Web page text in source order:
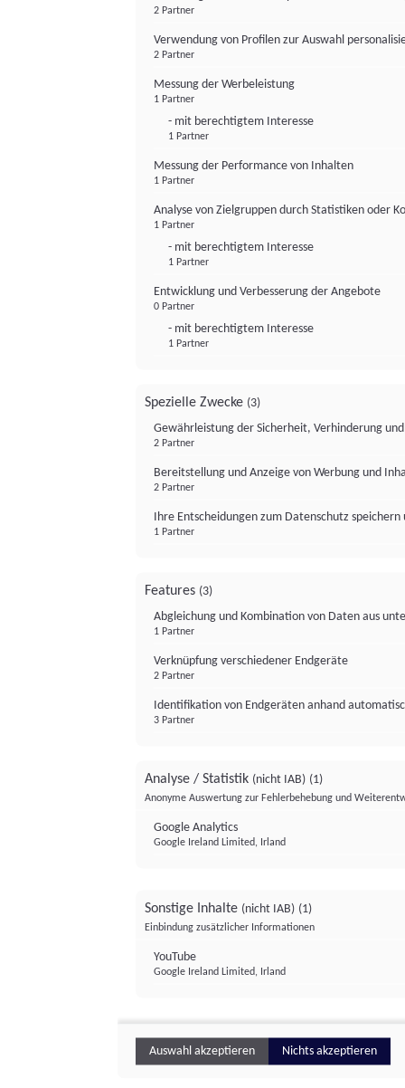
2 Partner
Verwendung von Profilen zur Auswahl
2 Partner
Messung der Werbeleistung
1 Partner
- mit berechtigtem Interesse
1 Partner
Messung der Performance von Inhalten
1 Partner
Analyse von Zielgruppen durch Statistiken oder
1 Partner
- mit berechtigtem Interesse
1 Partner
Entwicklung und Verbesserung der Angebote
0 Partner
- mit berechtigtem Interesse
1 Partner
Spezielle Zwecke (3)
Gewährleistung der Sicherheit, Verhinderung
2 Partner
Bereitstellung und Anzeige von Werbung und
2 Partner
Ihre Entscheidungen zum Datenschutz
1 Partner
Features (3)
Abgleichung und Kombination von Daten aus
1 Partner
Verknüpfung verschiedener Endgeräte
2 Partner
Identifikation von Endgeräten anhand
3 Partner
Analyse / Statistik (nicht IAB) (1)
Anonyme Auswertung zur Fehlerbehebung und
Google Analytics
Google Ireland Limited, Irland
Sonstige Inhalte (nicht IAB) (1)
Einbindung zusätzlicher Informationen
YouTube
Google Ireland Limited, Irland
Auswahl akzeptieren Nichts akzeptieren